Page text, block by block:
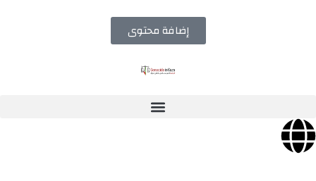
إضافة محتوى